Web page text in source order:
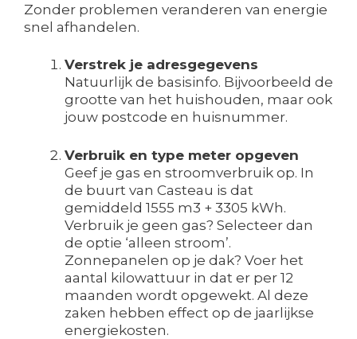
Zonder problemen veranderen van energie
snel afhandelen.
Verstrek je adresgegevens
Natuurlijk de basisinfo. Bijvoorbeeld de
grootte van het huishouden, maar ook
jouw postcode en huisnummer.
Verbruik en type meter opgeven
Geef je gas en stroomverbruik op. In
de buurt van Casteau is dat
gemiddeld 1555 m3 + 3305 kWh.
Verbruik je geen gas? Selecteer dan
de optie ‘alleen stroom’.
Zonnepanelen op je dak? Voer het
aantal kilowattuur in dat er per 12
maanden wordt opgewekt. Al deze
zaken hebben effect op de jaarlijkse
energiekosten.